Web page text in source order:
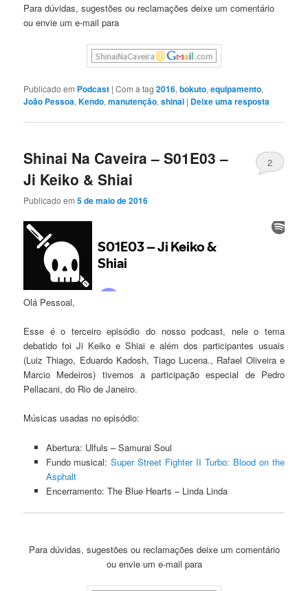
Para dúvidas, sugestões ou reclamações deixe um comentário
ou envie um e-mail para
Publicado em Podcast |Com a tag2016,bokuto,equipamento,
João Pessoa,Kendo,manutenção,shinai | Deixe uma resposta
Shinai Na Caveira – S01E03 –
Ji Keiko & Shiai
Publicado em5 de maio de 2016
2
Olá Pessoal,
Esse é o terceiro episódio do nosso podcast, nele o tema
debatido foi Ji Keiko e Shiai e além dos participantes usuais
(Luiz Thiago, Eduardo Kadosh, Tiago Lucena., Rafael Oliveira e
Marcio Medeiros) tivemos a participação especial de Pedro
Pellacani, do Rio de Janeiro.
Músicas usadas no episódio:
Abertura: Ulfuls – Samurai Soul
Fundo musical:Super Street Fighter II Turbo: Blood on the
Asphalt
Encerramento: The Blue Hearts – Linda Linda
Para dúvidas, sugestões ou reclamações deixe um comentário
ou envie um e-mail para